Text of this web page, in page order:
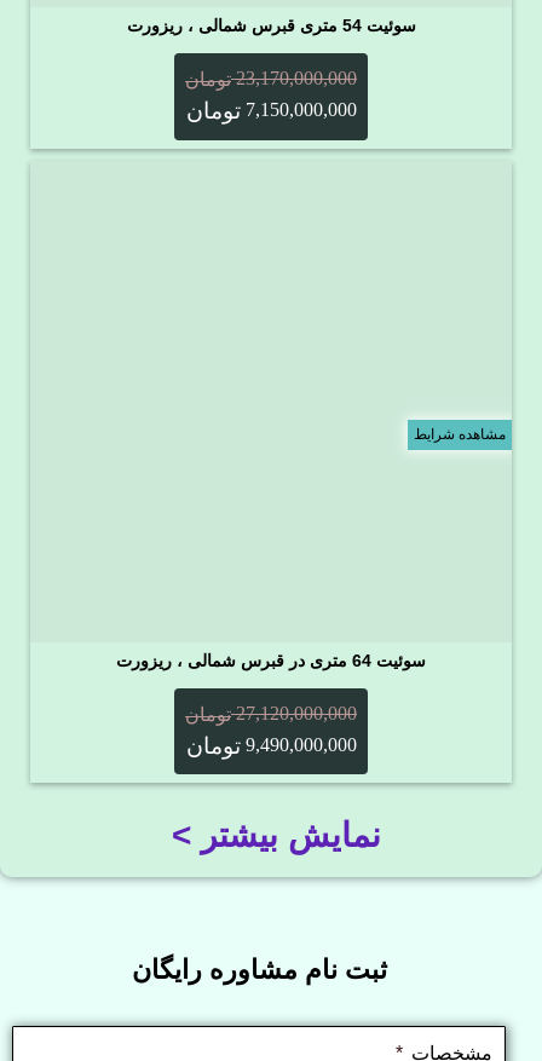
سوئیت 54 متری قبرس شمالی ، ریزورت
23,170,000,000 تومان
7,150,000,000 تومان
مشاهده شرایط
سوئیت 64 متری در قبرس شمالی ، ریزورت
27,120,000,000 تومان
9,490,000,000 تومان
نمایش بیشتر >
ثبت نام مشاوره رایگان
مشخصات